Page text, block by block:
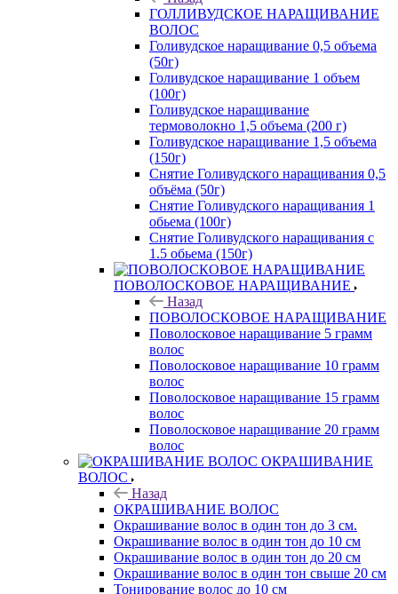
ГОЛЛИВУДСКОЕ НАРАЩИВАНИЕ
ВОЛОС
Голивудское наращивание 0,5 объема
(50г)
Голивудское наращивание 1 объем
(100г)
Голивудское наращивание
термоволокно 1,5 объема (200 г)
Голивудское наращивание 1,5 объема
(150г)
Снятие Голивудского наращивания 0,5
объёма (50г)
Снятие Голивудского наращивания 1
обьема (100г)
Снятие Голивудского наращивания с
1.5 обьема (150г)
ПОВОЛОСКОВОЕ НАРАЩИВАНИЕ
Назад
ПОВОЛОСКОВОЕ НАРАЩИВАНИЕ
Поволосковое наращивание 5 грамм
волос
Поволосковое наращивание 10 грамм
волос
Поволосковое наращивание 15 грамм
волос
Поволосковое наращивание 20 грамм
волос
ОКРАШИВАНИЕ
ВОЛОС
Назад
ОКРАШИВАНИЕ ВОЛОС
Окрашивание волос в один тон до 3 см.
Окрашивание волос в один тон до 10 см
Окрашивание волос в один тон до 20 см
Окрашивание волос в один тон свыше 20 см
Тонирование волос до 10 см